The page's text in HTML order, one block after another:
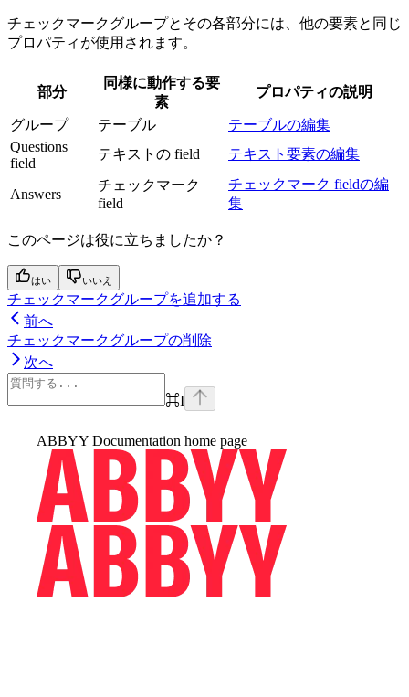
チェックマークグループとその各部分には、他の要素と同じ
プロパティが使用されます。
部分
同様に動作する要
素
プロパティの説明
グループ テーブル
テーブルの編集
Questions
field
テキストの field テキスト要素の編集
Answers
チェックマーク
field
チェックマーク fieldの編
集
このページは役に立ちましたか？
はい いいえ
チェックマークグループを追加する
前へ
チェックマークグループの削除
次へ
⌘I
ABBYY Documentation home page